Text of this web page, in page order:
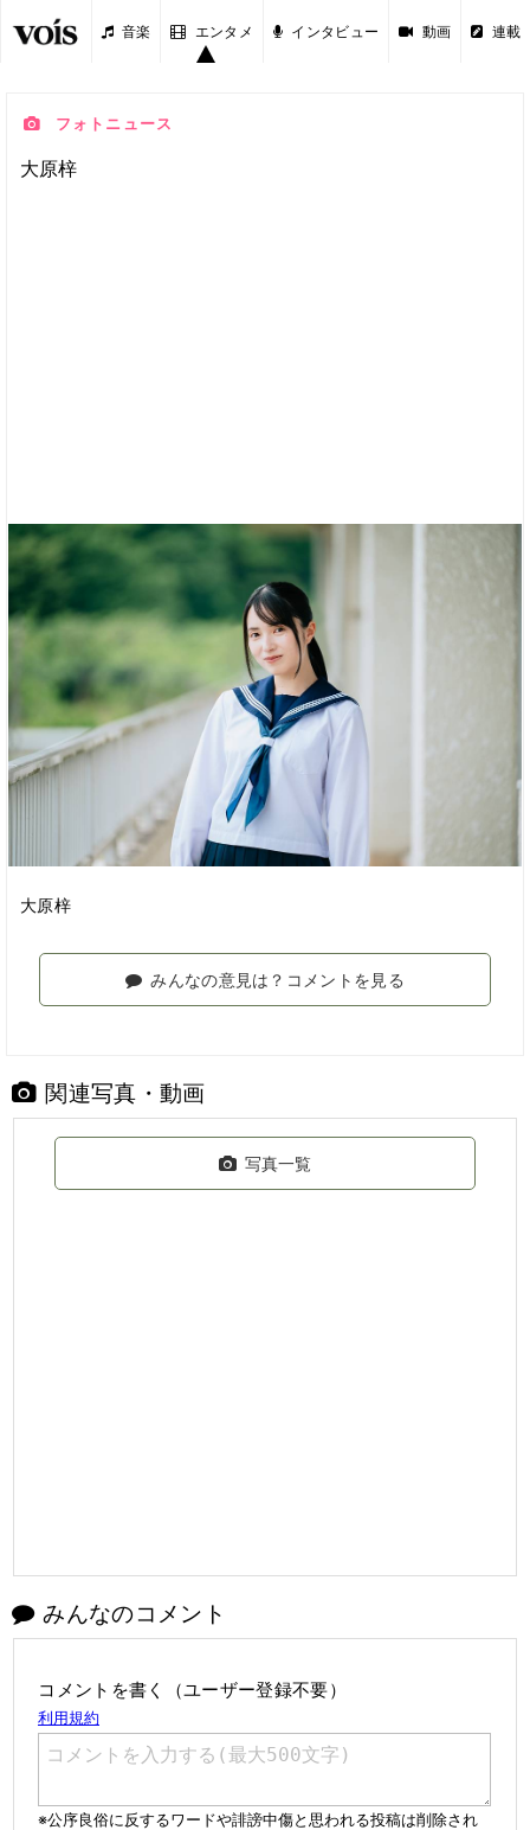
音楽 エンタメ インタビュー 動画 連載
フォトニュース
大原梓
大原梓
みんなの意見は？コメントを見る
関連写真・動画
写真一覧
みんなのコメント
コメントを書く（ユーザー登録不要）